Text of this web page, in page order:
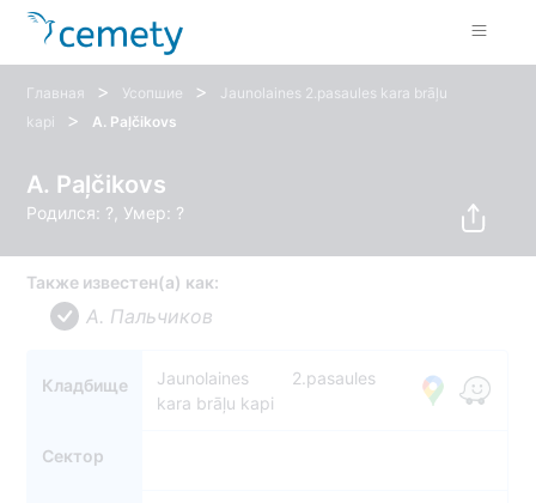
Главная > Усопшие >
Jaunolaines 2.pasaules kara brāļu
kapi
> A. Paļčikovs
A. Paļčikovs
Родился: ?, Умер: ?
Также известен(а) как:
A. Пальчиков
Кладбище
Jaunolaines 2.pasaules
kara brāļu kapi
Сектор